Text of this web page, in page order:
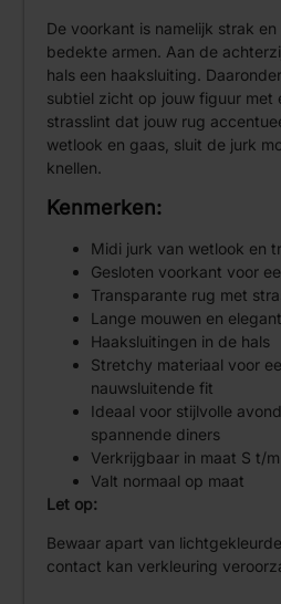
De voorkant is namelijk strak
bedekte armen. Aan de
hals een haaksluiting.
subtiel zicht op jouw figuur met
strasslint dat jouw rug
wetlook en gaas, sluit de jurk
knellen.
Kenmerken:
Midi jurk van wetlook en
Gesloten voorkant voor
Transparante rug met
Lange mouwen en
Haaksluitingen in de hals
Stretchy materiaal voor
nauwsluitende fit
Ideaal voor stijlvolle
spannende diners
Verkrijgbaar in maat S t/m
Valt normaal op maat
Let op:
Bewaar apart van
contact kan verkleuring